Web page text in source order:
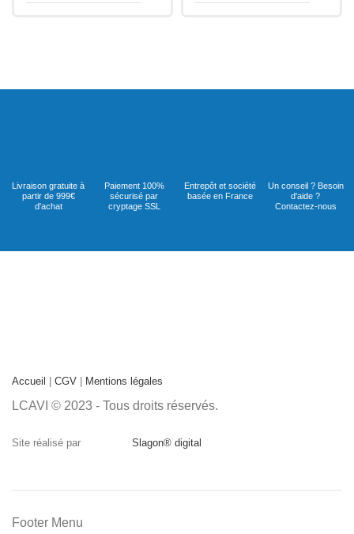
Livraison gratuite à
partir de 999€
d'achat
Paiement 100%
sécurisé par
cryptage SSL
Entrepôt et société
basée en France
Un conseil ? Besoin
d'aide ?
Contactez-nous
Accueil CGV Mentions légales
LCAVI © 2023 - Tous droits réservés.
Site réalisé par Slagon® digital
Footer Menu